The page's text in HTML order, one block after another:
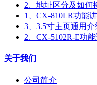
2、地址区分及如何
1、CX-810LR功能
3、3.5寸主页通用介
2、CX-5102R-E功
关于我们
公司简介